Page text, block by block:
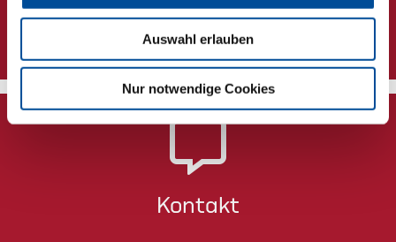
Auswahl erlauben
Nur notwendige Cookies
Newsletter
Kontakt